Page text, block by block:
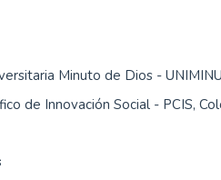
Minuto de Dios -
de Innovación Social - PCIS,